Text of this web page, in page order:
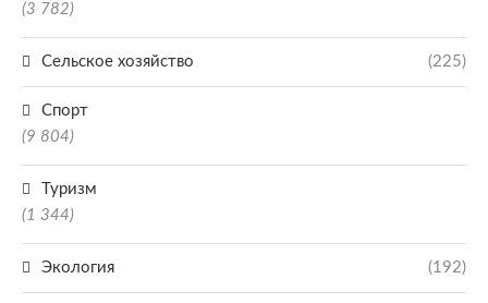
(3 782)
Сельское хозяйство (225)
Спорт
(9 804)
Туризм
(1 344)
Экология (192)